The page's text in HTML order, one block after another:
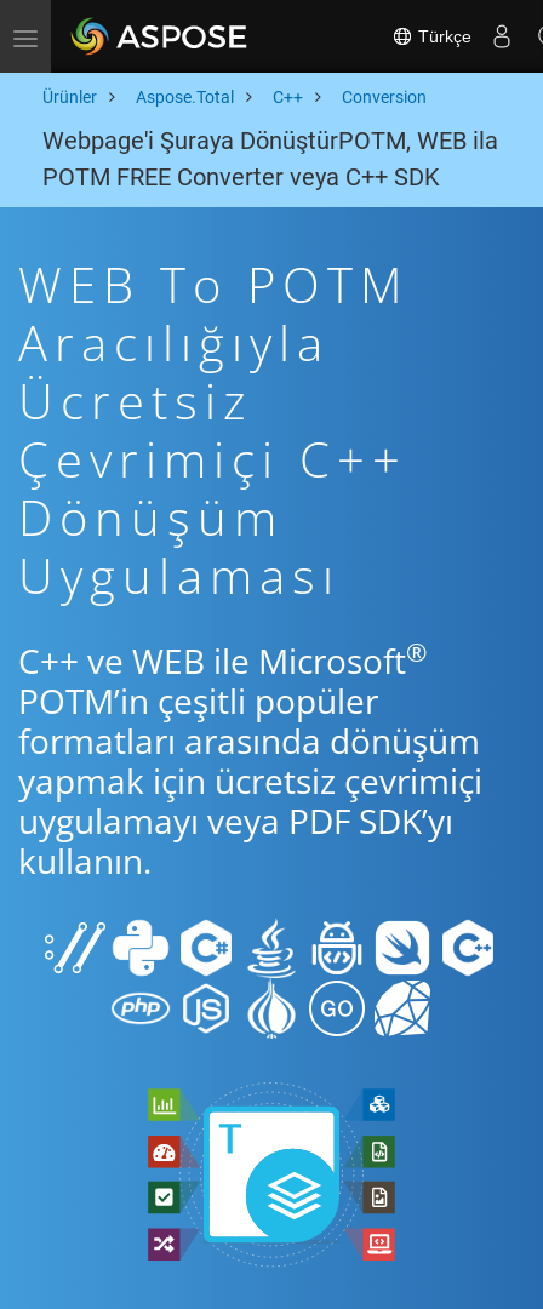
Toggle navigation Türkçe
Ürünler Aspose.Total C++ Conversion
Webpage'i Şuraya DönüştürPOTM, WEB ila
POTM FREE Converter veya C++ SDK
WEB To POTM
Aracılığıyla
Ücretsiz
Çevrimiçi C++
Dönüşüm
Uygulaması
C++ ve WEB ile Microsoft®
POTM’in çeşitli popüler
formatları arasında dönüşüm
yapmak için ücretsiz çevrimiçi
uygulamayı veya PDF SDK’yı
kullanın.